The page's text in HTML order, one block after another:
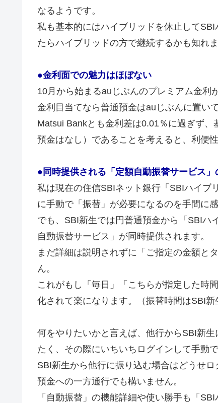
なるようです。
私も基本的にはハイブリッドを休止して
たらハイブリッドの方で継続するかも知れま
●金利面での魅力はほぼない
10月から始まるauじぶんのプレミアム金利
金利目当てなら普通預金はauじぶんに置い
Matsui Bankとも金利差は0.01％に過ぎず
預金はなし）であることを考えると、利便
●同時提供される「定額自動振替サービス」
私は現在の住信SBIネット銀行「SBIハイブ
に手動で「振替」が必要になるのを手間に感
でも、SBI新生では円普通預金から「SBIハ
自動振替サービス」が同時提供されます。
まだ詳細は説明されずに「ご指定の金額と
ん。
これがもし「毎日」「こちらが指定した時
化されて楽になります。（振替時間はSBI新
何をやりたいかと言えば、他行からSBI新
たく、その際にいちいちログインして手動
SBI新生から他行に振り込む場合はどうせ
預金への一方通行でも構いません。
「自動振替」の機能詳細や使い勝手も「